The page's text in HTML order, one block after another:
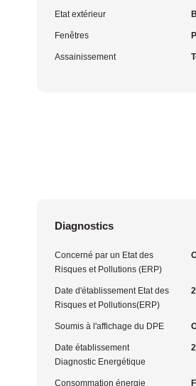
Etat extérieur
Fenêtres
Assainissement
Diagnostics
Concerné par un Etat des
Risques et Pollutions (ERP)
Date d'établissement Etat des
Risques et Pollutions(ERP)
Soumis à l'affichage du DPE
Date établissement
Diagnostic Energétique
Consommation énergie
F